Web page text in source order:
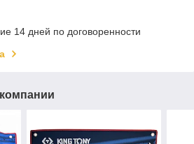
14 дней по договоренности